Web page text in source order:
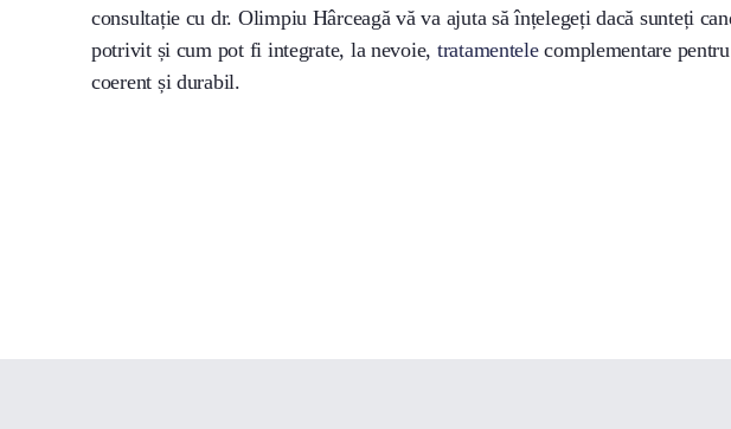
consultație cu dr. Olimpiu Hârceagă vă va ajuta să înțelegeți dacă sunteți
potrivit și cum pot fi integrate, la nevoie, tratamentelecomplementare
coerent și durabil.